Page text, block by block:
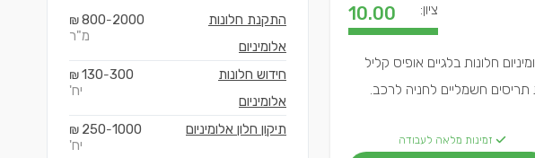
ציון: 10.00
חלונות בלגיים אופיס קליל
תריסים חשמליים לחניה לרכב.
זמינות מלאה לעבודה
התקנת חלונות
אלומיניום
800-2000
₪
מ"ר
חידוש חלונות
אלומיניום
130-300
₪
יח'
תיקון חלון אלומיניום 250-1000
₪
יח'